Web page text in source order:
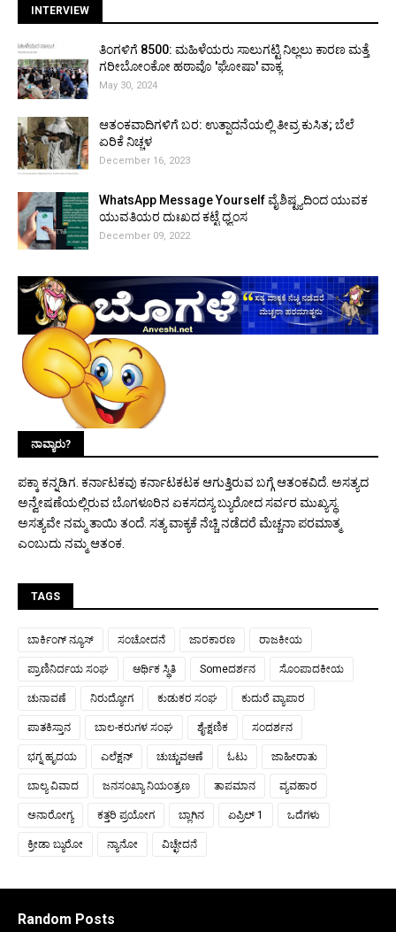
INTERVIEW
ತಿಂಗಳಿಗೆ ₹8500: ಮಹಿಳೆಯರು ಸಾಲುಗಟ್ಟಿ ನಿಲ್ಲಲು ಕಾರಣ ಮತ್ತೆ
ಗರೀಬೋಂಕೋ ಹಠಾವೊ 'ಘೋಷಾ' ವಾಕ್ಯ
May 30, 2024
ಆತಂಕವಾದಿಗಳಿಗೆ ಬರ: ಉತ್ಪಾದನೆಯಲ್ಲಿ ತೀವ್ರ ಕುಸಿತ; ಬೆಲೆ
ಏರಿಕೆ ನಿಚ್ಚಳ
December 16, 2023
WhatsApp Message Yourself ವೈಶಿಷ್ಟ್ಯದಿಂದ ಯುವಕ
ಯುವತಿಯರ ದುಃಖದ ಕಟ್ಟೆ ಧ್ವಂಸ
December 09, 2022
ನಾವ್ಯಾರು?
ಪಕ್ಕಾ ಕನ್ನಡಿಗ. ಕರ್ನಾಟಕವು ಕರ್ನಾಟಕಟಕ ಆಗುತ್ತಿರುವ ಬಗ್ಗೆ ಆತಂಕವಿದೆ. ಅಸತ್ಯದ
ಅನ್ವೇಷಣೆಯಲ್ಲಿರುವ ಬೊಗಳೂರಿನ ಏಕಸದಸ್ಯ ಬ್ಯುರೋದ ಸರ್ವರ ಮುಖ್ಯಸ್ಥ.
ಅಸತ್ಯವೇ ನಮ್ಮ ತಾಯಿ ತಂದೆ. ಸತ್ಯ ವಾಕ್ಯಕೆ ನೆಚ್ಚಿ ನಡೆದರೆ ಮೆಚ್ಚನಾ ಪರಮಾತ್ಮ
ಎಂಬುದು ನಮ್ಮ ಆತಂಕ.
TAGS
ಬಾರ್ಕಿಂಗ್ ನ್ಯೂಸ್ ಸಂಚೋದನೆ ಜಾರಕಾರಣ ರಾಜಕೀಯ
ಪ್ರಾಣಿನಿರ್ದಯ ಸಂಘ ಆರ್ಥಿಕ ಸ್ಥಿತಿ Someದರ್ಶನ ಸೊಂಪಾದಕೀಯ
ಚುನಾವಣೆ ನಿರುದ್ಯೋಗ ಕುಡುಕರ ಸಂಘ ಕುದುರೆ ವ್ಯಾಪಾರ
ಪಾತಕಿಸ್ತಾನ ಬಾಲ-ಕರುಗಳ ಸಂಘ ಶೈ-ಕ್ಷಣಿಕ ಸಂದರ್ಶನ
ಭಗ್ನ ಹೃದಯ ಎಲೆಕ್ಷನ್ ಚುಚ್ಚುವಆಣೆ ಓಟು ಜಾಹೀರಾತು
ಬಾಲ್ಯ ವಿವಾದ ಜನಸಂಖ್ಯಾ ನಿಯಂತ್ರಣ ತಾಪಮಾನ ವ್ಯವಹಾರ
ಅನಾರೋಗ್ಯ ಕತ್ತರಿ ಪ್ರಯೋಗ ಬ್ಲಾಗಿನ ಏಪ್ರಿಲ್ 1 ಒದೆಗಳು
ಕ್ರೀಡಾ ಬ್ಯುರೋ ನ್ಯಾನೋ ವಿಚ್ಛೇದನೆ
Random Posts